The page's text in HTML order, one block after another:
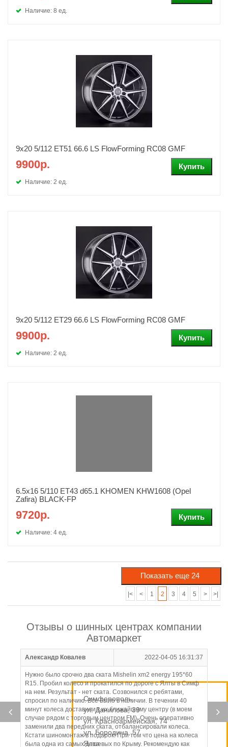
Наличие: 8 ед.
9x20 5/112 ET51 66.6 LS FlowForming RC08 GMF
9900р.
Наличие: 2 ед.
9x20 5/112 ET29 66.6 LS FlowForming RC08 GMF
9900р.
Наличие: 2 ед.
6.5x16 5/110 ET43 d65.1 KHOMEN KHW1608 (Opel
Zafira) BLACK-FP
9720р.
Наличие: 4 ед.
|< < 1 2 3 4 5 > >|
Отзывы о шинных центрах компании
Автомаркет
Александр Ковалев 2022-04-05 16:31:37
Нужно было срочно два ската Mishelin xm2 energy 195*60
R15. Пробил колесо и прокатился по дороге с Ялты в Симф
на нем. Результат - нет ската. Созвонился с ребятами,
спросил по наличию. Все было в наличии. В течении 40
минут колеса доставили к их ближайшему центру (в моем
случае рядом с торговым центром FM). Очень оперативно
заменили два передних ската, отбалансировали колеса.
Кстати шиномонтаж в подарок! При том что цена на колеса
была одна из самых дешевых по Крыму. Рекомендую как
Симферополь
ул. Данилова, 39
ул. Красноармейская, 74
ул. Бородина, 57
Ялта